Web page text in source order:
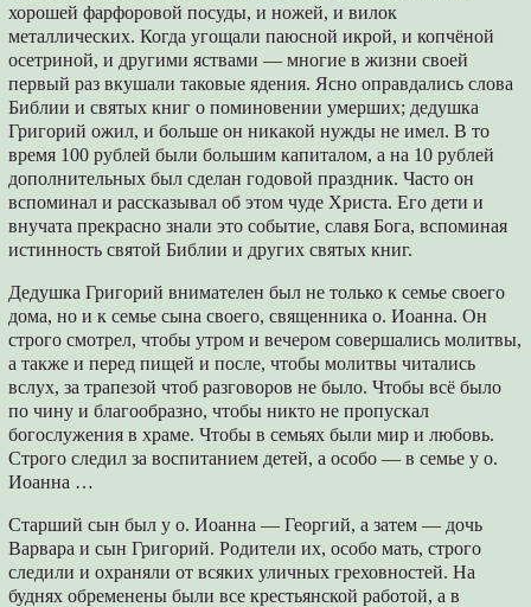
хорошей фарфоровой посуды, и ножей, и вилок
металлических. Когда угощали паюсной икрой, и копчёной
осетриной, и другими яствами — многие в жизни своей
первый раз вкушали таковые ядения. Ясно оправдались слова
Библии и святых книг о поминовении умерших; дедушка
Григорий ожил, и больше он никакой нужды не имел. В то
время 100 рублей были большим капиталом, а на 10 рублей
дополнительных был сделан годовой праздник. Часто он
вспоминал и рассказывал об этом чуде Христа. Его дети и
внучата прекрасно знали это событие, славя Бога, вспоминая
истинность святой Библии и других святых книг.
Дедушка Григорий внимателен был не только к семье своего
дома, но и к семье сына своего, священника о. Иоанна. Он
строго смотрел, чтобы утром и вечером совершались молитвы,
а также и перед пищей и после, чтобы молитвы читались
вслух, за трапезой чтоб разговоров не было. Чтобы всё было
по чину и благообразно, чтобы никто не пропускал
богослужения в храме. Чтобы в семьях были мир и любовь.
Строго следил за воспитанием детей, а особо — в семье у о.
Иоанна …
Старший сын был у о. Иоанна — Георгий, а затем — дочь
Варвара и сын Григорий. Родители их, особо мать, строго
следили и охраняли от всяких уличных греховностей. На
буднях обременены были все крестьянской работой, а в